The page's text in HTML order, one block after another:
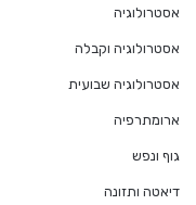
אסטרולוגיה
אסטרולוגיה וקבלה
אסטרולוגיה שבועית
ארומתרפיה
גוף ונפש
דיאטה ותזונה